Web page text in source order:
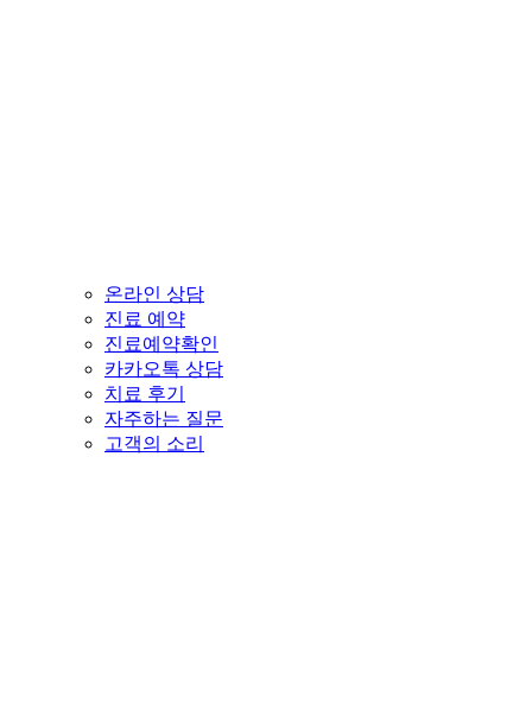
온라인 상담
진료 예약
진료예약확인
카카오톡 상담
치료 후기
자주하는 질문
고객의 소리